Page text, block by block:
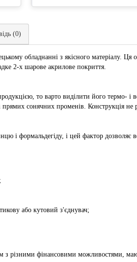
(0)
обладнанні з якісного матеріалу. Ця
2-х шарове акрилове покриття.
то варто виділити його термо- і
сонячних променів. Конструкція не
і формальдегіду, і цей фактор дозволяє
або кутовий з'єднувач;
різними фінансовими можливостями,